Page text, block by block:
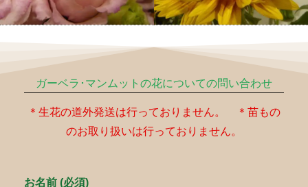
ガーベラ･マンムットの花についての問い合わせ
＊生花の道外発送は行っておりません。 ＊苗もの
のお取り扱いは行っておりません。
お名前 (必須)